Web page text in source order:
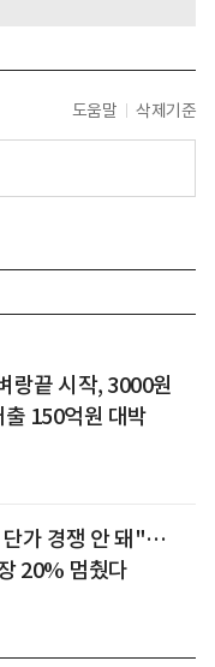
도움말 삭제기준
랑끝 시작, 3000원
150억원 대박
가 경쟁 안 돼"…
20% 멈췄다